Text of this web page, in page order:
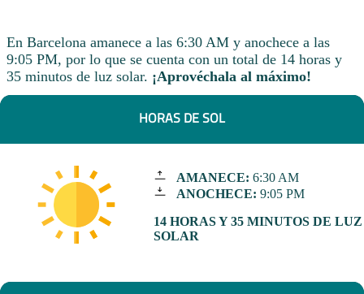
En Barcelona amanece a las 6:30 AM y anochece a las
9:05 PM, por lo que se cuenta con un total de 14 horas y
35 minutos de luz solar. ¡Aprovéchala al máximo!
HORAS DE SOL
AMANECE: 6:30 AM
ANOCHECE: 9:05 PM
14 HORAS Y 35 MINUTOS DE LUZ
SOLAR